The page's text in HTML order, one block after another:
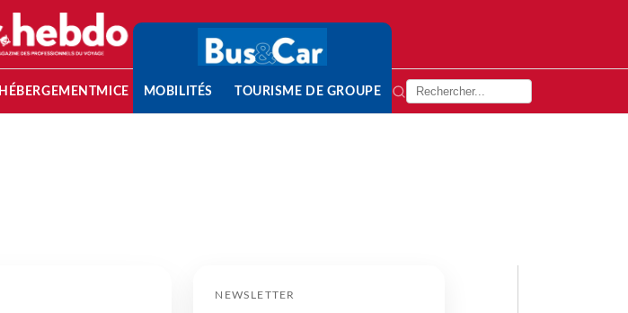
HÉBERGEMENTMICE MOBILITÉS TOURISME DE GROUPE
NEWSLETTER